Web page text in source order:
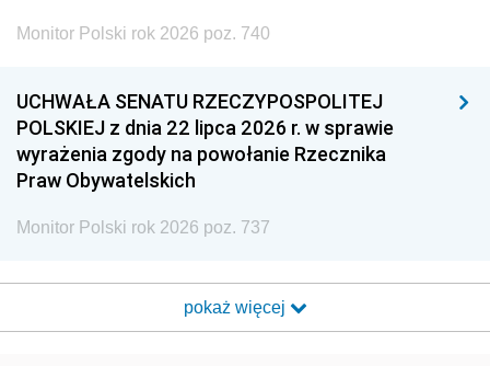
Monitor Polski rok 2026 poz. 740
UCHWAŁA SENATU RZECZYPOSPOLITEJ
POLSKIEJ z dnia 22 lipca 2026 r. w sprawie
wyrażenia zgody na powołanie Rzecznika
Praw Obywatelskich
Monitor Polski rok 2026 poz. 737
pokaż więcej